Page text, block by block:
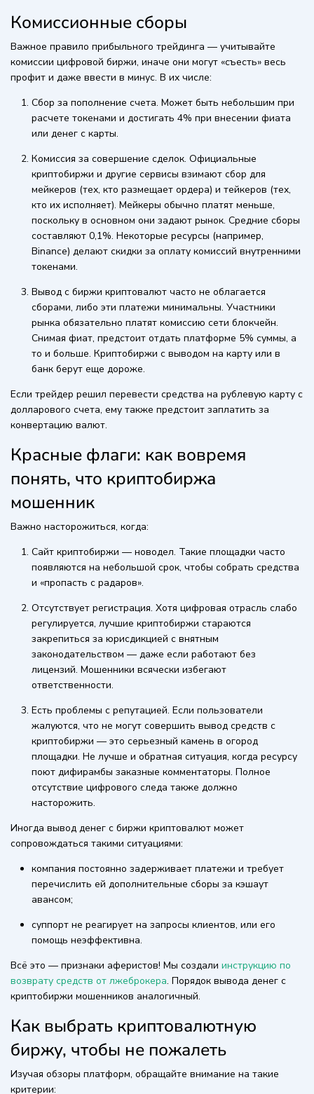
Комиссионные сборы
Важное правило прибыльного трейдинга — учитывайте
комиссии цифровой биржи, иначе они могут «съесть» весь
профит и даже ввести в минус. В их числе:
Сбор за пополнение счета. Может быть небольшим при
расчете токенами и достигать 4% при внесении фиата
или денег с карты.
Комиссия за совершение сделок. Официальные
криптобиржи и другие сервисы взимают сбор для
мейкеров (тех, кто размещает ордера) и тейкеров (тех,
кто их исполняет). Мейкеры обычно платят меньше,
поскольку в основном они задают рынок. Средние сборы
составляют 0,1%. Некоторые ресурсы (например,
Binance) делают скидки за оплату комиссий внутренними
токенами.
Вывод с биржи криптовалют часто не облагается
сборами, либо эти платежи минимальны. Участники
рынка обязательно платят комиссию сети блокчейн.
Снимая фиат, предстоит отдать платформе 5% суммы, а
то и больше. Криптобиржи с выводом на карту или в
банк берут еще дороже.
Если трейдер решил перевести средства на рублевую карту с
долларового счета, ему также предстоит заплатить за
конвертацию валют.
Красные флаги: как вовремя
понять, что криптобиржа
мошенник
Важно насторожиться, когда:
Сайт криптобиржи — новодел. Такие площадки часто
появляются на небольшой срок, чтобы собрать средства
и «пропасть с радаров».
Отсутствует регистрация. Хотя цифровая отрасль слабо
регулируется, лучшие криптобиржи стараются
закрепиться за юрисдикцией с внятным
законодательством — даже если работают без
лицензий. Мошенники всячески избегают
ответственности.
Есть проблемы с репутацией. Если пользователи
жалуются, что не могут совершить вывод средств с
криптобиржи — это серьезный камень в огород
площадки. Не лучше и обратная ситуация, когда ресурсу
поют дифирамбы заказные комментаторы. Полное
отсутствие цифрового следа также должно
насторожить.
Иногда вывод денег с биржи криптовалют может
сопровождаться такими ситуациями:
компания постоянно задерживает платежи и требует
перечислить ей дополнительные сборы за кэшаут
авансом;
суппорт не реагирует на запросы клиентов, или его
помощь неэффективна.
Всё это — признаки аферистов! Мы создали инструкцию по
возврату средств от лжеброкера. Порядок вывода денег с
криптобиржи мошенников аналогичный.
Как выбрать криптовалютную
биржу, чтобы не пожалеть
Изучая обзоры платформ, обращайте внимание на такие
критерии: